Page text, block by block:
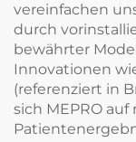
vereinfachen
durch
bewährter
Innovationen
(referenziert in
sich MEPRO